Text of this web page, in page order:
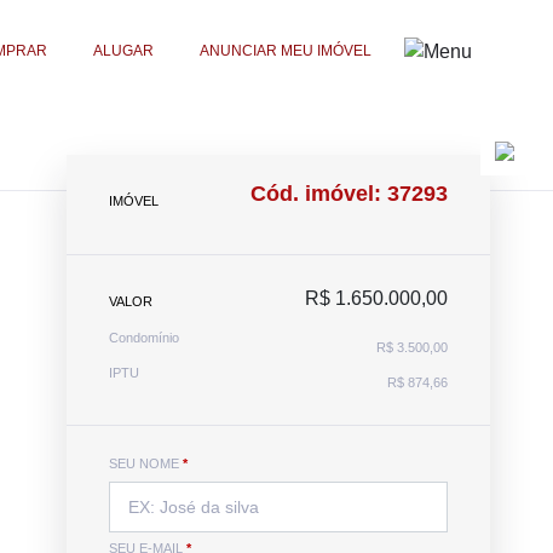
ALUGAR ANUNCIAR MEU IMÓVEL
IMÓVEL Cód. imóvel: 37293
VALOR R$ 1.650.000,00
Condomínio
R$ 3.500,00
IPTU
R$ 874,66
SEU NOME *
SEU E-MAIL *